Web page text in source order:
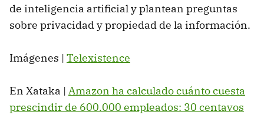
de inteligencia artificial y plantean preguntas
sobre privacidad y propiedad de la información.
Imágenes | Telexistence
En Xataka | Amazon ha calculado cuánto cuesta
prescindir de 600.000 empleados: 30 centavos